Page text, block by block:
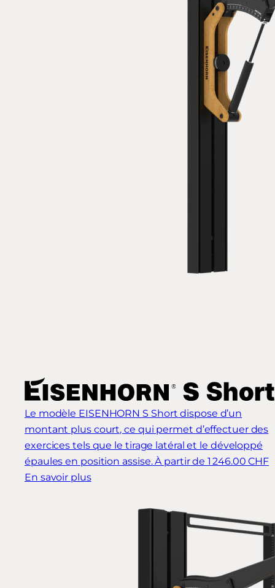
Le modèle EISENHORN S Short dispose d’un
montant plus court, ce qui permet d’effectuer des
exercices tels que le tirage latéral et le développé
épaules en position assise. À partir de 1 246.00 CHF
En savoir plus